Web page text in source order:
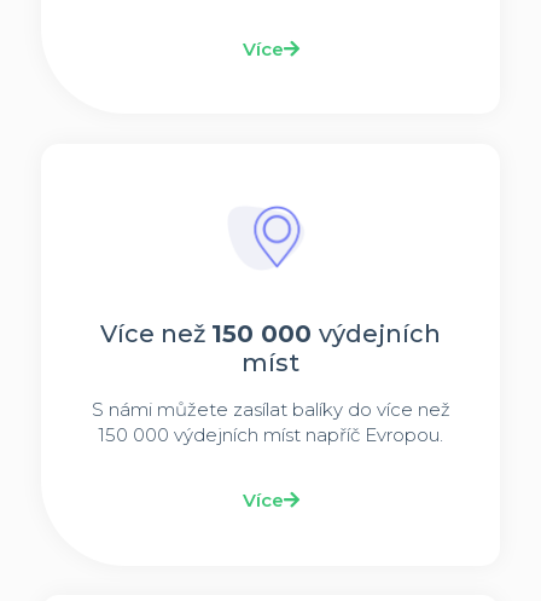
Více
Více než 150 000 výdejních
míst
S námi můžete zasílat balíky do více než
150 000 výdejních míst napříč Evropou.
Více